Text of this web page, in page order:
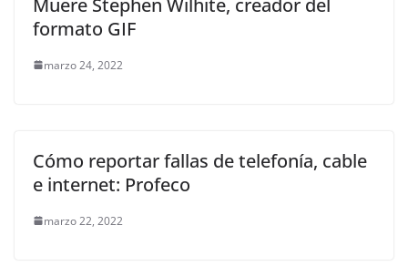
Muere Stephen Wilhite, creador del
formato GIF
marzo 24, 2022
Cómo reportar fallas de telefonía, cable
e internet: Profeco
marzo 22, 2022